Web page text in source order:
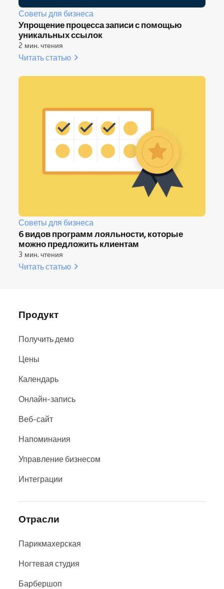
Советы для бизнеса
Упрощение процесса записи с помощью
уникальных ссылок
2 мин. чтения
Читать статью
Советы для бизнеса
6 видов программ лояльности, которые
можно предложить клиентам
3 мин. чтения
Читать статью
Продукт
Получить демо
Цены
Календарь
Онлайн-запись
Веб-сайт
Напоминания
Управление бизнесом
Интеграции
Отрасли
Парикмахерская
Ногтевая студия
Барбершоп